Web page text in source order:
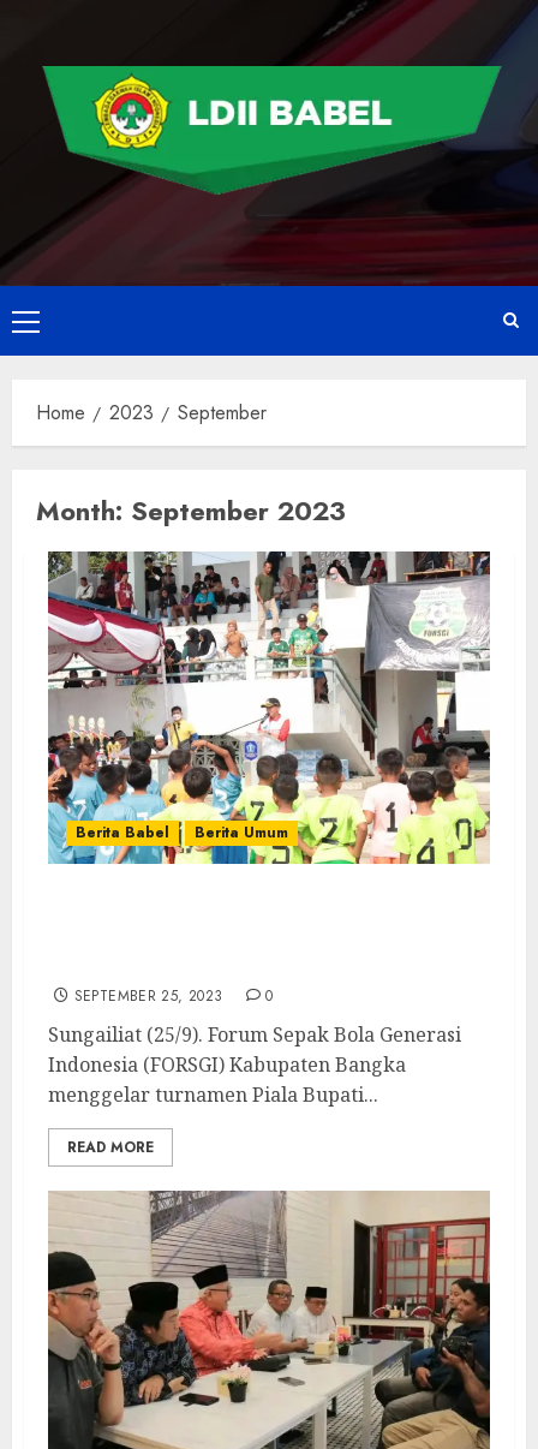
Home 2023 September
Month: September 2023
Berita Babel Berita Umum
SEPTEMBER 25, 2023 0
Sungailiat (25/9). Forum Sepak Bola Generasi
Indonesia (FORSGI) Kabupaten Bangka
menggelar turnamen Piala Bupati...
READ MORE